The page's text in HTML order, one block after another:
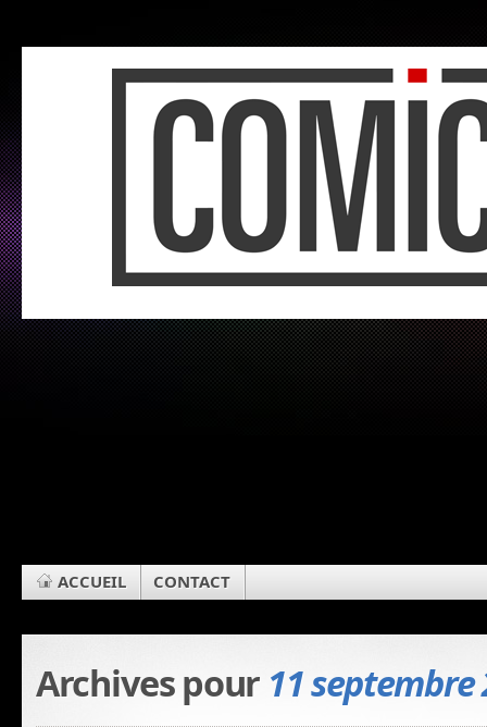
ACCUEIL CONTACT
Archives pour 11 septembre